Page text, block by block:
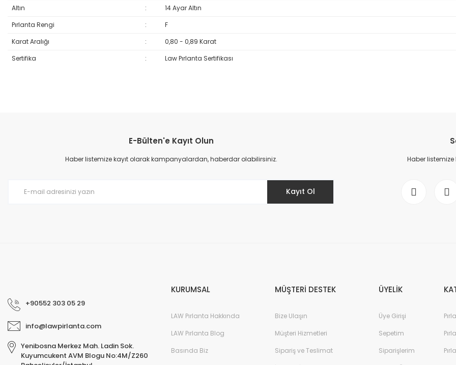
Altın :
14 Ayar Altın
Pırlanta Rengi
:
F
Karat Aralığı
:
0,80 - 0,89 Karat
Sertifika
: Law Pırlanta Sertifikası
Ürün resmi kalitesiz, bozuk veya görüntülenemiyor.
Ürün açıklamasında eksik bilgiler bulunuyor.
E-Bülten'e Kayıt Olun
Haber listemize kayıt olarak kampanyalardan, haberdar olabilirsiniz.
Kayıt Ol
Haber
+90552 303 05 29
info@lawpirlanta.com
Yenibosna Merkez Mah. Ladin Sok.
Kuyumcukent AVM Blogu No:4M/Z260
KURUMSAL
LAW Pırlanta Hakkında
LAW Pırlanta Blog
Basında Biz
MÜŞTERİ DESTEK
Bize Ulaşın
Müşteri Hizmetleri
Sipariş ve Teslimat
ÜYELİK
Üye Girişi
Sepetim
Siparişlerim